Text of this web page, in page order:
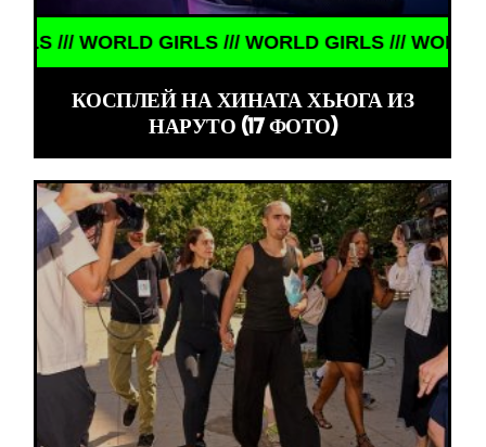
WORLD GIRLS /// WORLD GIRLS /// WORLD
КОСПЛЕЙ НА ХИНАТА ХЬЮГА ИЗ
НАРУТО (17 ФОТО)